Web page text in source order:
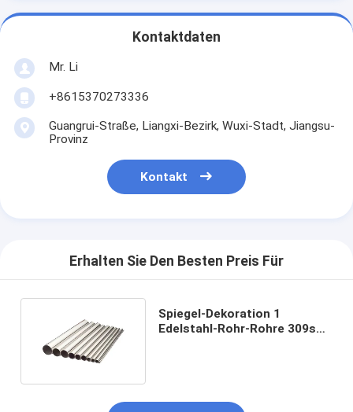
Kontaktdaten
Mr. Li
+8615370273336
Guangrui-Straße, Liangxi-Bezirk, Wuxi-Stadt, Jiangsu-
Provinz
Kontakt
Erhalten Sie Den Besten Preis Für
Spiegel-Dekoration 1
Edelstahl-Rohr-Rohre 309s